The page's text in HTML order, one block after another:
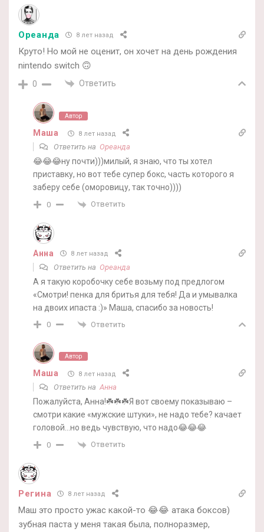
Ореанда 8 лет назад
Круто! Но мой не оценит, он хочет на день рождения
nintendo switch 🙃
0 Ответить
Автор
Маша 8 лет назад
Ответить на Ореанда
😂😂😂ну почти)))милый, я знаю, что ты хотел
приставку, но вот тебе супер бокс, часть которого я
заберу себе (оморовицу, так точно))))
0 Ответить
Анна 8 лет назад
Ответить на Ореанда
А я такую коробочку себе возьму под предлогом
«Смотри! пенка для бритья для тебя! Да и умывалка
на двоих ипаста :)» Маша, спасибо за новость!
0 Ответить
Автор
Маша 8 лет назад
Ответить наАнна
Пожалуйста, Анна!☘️☘️☘️Я вот своему показываю –
смотри какие «мужские штуки», не надо тебе? качает
головой…но ведь чувствую, что надо😂😂😂
0 Ответить
Регина 8 лет назад
Маш это просто ужас какой-то 😂😂 атака боксов)
зубная паста у меня такая была, полноразмер,